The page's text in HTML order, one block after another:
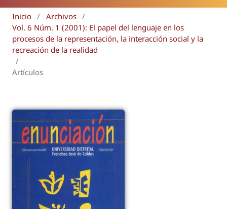
Inicio / Archivos /
Vol. 6 Núm. 1 (2001): El papel del lenguaje en los
procesos de la representación, la interacción social y la
recreación de la realidad
/
Artículos